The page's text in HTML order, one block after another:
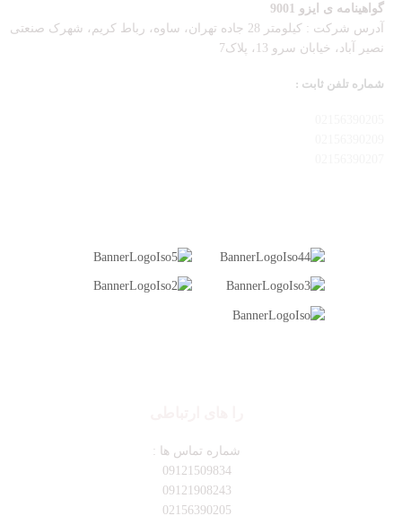
گواهینامه ی ایزو 9001
آدرس شرکت : کیلومتر 28 جاده تهران، ساوه، رباط کریم، شهرک صنعتی
نصیر آباد، خیابان سرو 13، پلاک7
شماره تلفن ثابت :
شماره تماس ها :
09121509834
09121908243
02156390205